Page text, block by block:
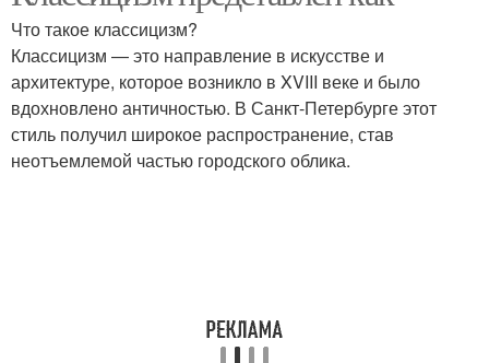
Что такое классицизм?
Классицизм — это направление в искусстве и
архитектуре, которое возникло в XVIII веке и было
вдохновлено античностью. В Санкт-Петербурге этот
стиль получил широкое распространение, став
неотъемлемой частью городского облика.